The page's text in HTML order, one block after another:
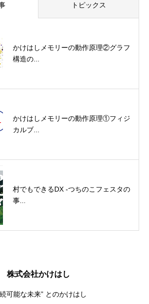
トピックス
かけはしメモリーの動作原理②グラフ
構造の...
かけはしメモリーの動作原理①フィジ
カルブ...
村でもできるDX -つちのこフェスタの
事...
株式会社かけはし
可能な未来” とのかけはし